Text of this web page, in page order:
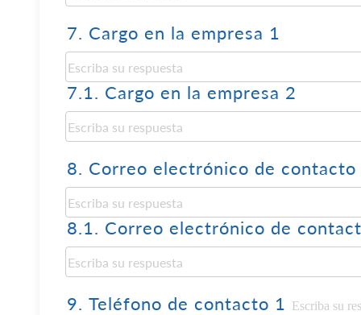
7. Cargo en la empresa 1
7.1. Cargo en la empresa 2
8. Correo electrónico de contacto
8.1. Correo electrónico de
9. Teléfono de contacto 1